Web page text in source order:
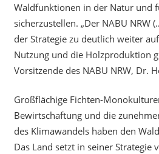
Waldfunktionen in der Natur und
sicherzustellen. „Der NABU NRW
der Strategie zu deutlich weiter
Nutzung und die Holzproduktion
Vorsitzende des NABU NRW, Dr.
Großflächige Fichten-
Bewirtschaftung und die
des Klimawandels haben den
Das Land setzt in seiner Strategie